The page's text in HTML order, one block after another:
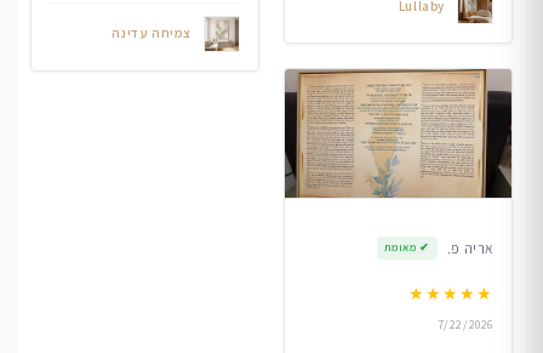
Lullaby
אריה פ. ✔ מאומת
★★★★★
7/22/2026
צמיחה עדינה